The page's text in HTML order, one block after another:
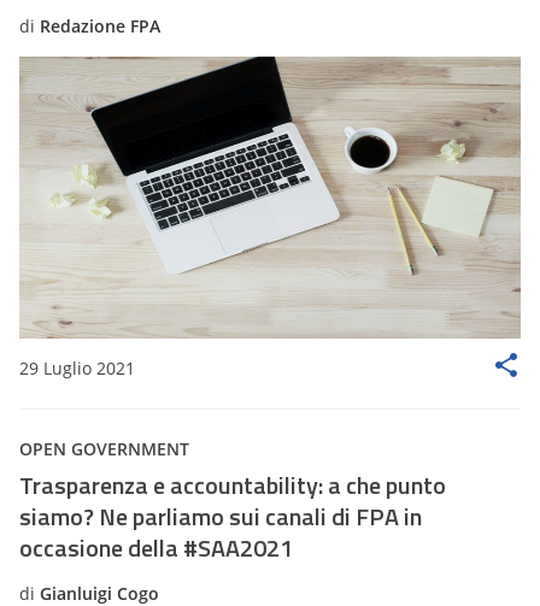
di Redazione FPA
29 Luglio 2021
OPEN GOVERNMENT
Trasparenza e accountability: a che punto
siamo? Ne parliamo sui canali di FPA in
occasione della #SAA2021
di Gianluigi Cogo